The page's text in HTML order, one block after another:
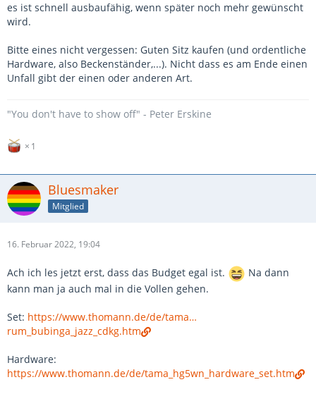
es ist schnell ausbaufähig, wenn später noch mehr gewünscht
wird.
Bitte eines nicht vergessen: Guten Sitz kaufen (und ordentliche
Hardware, also Beckenständer,...). Nicht dass es am Ende einen
Unfall gibt der einen oder anderen Art.
"You don't have to show off" - Peter Erskine
1
Bluesmaker
Mitglied
16. Februar 2022, 19:04
Ach ich les jetzt erst, dass das Budget egal ist.
Na dann
kann man ja auch mal in die Vollen gehen.
Set: https://www.thomann.de/de/tama…
rum_bubinga_jazz_cdkg.htm
Hardware:
https://www.thomann.de/de/tama_hg5wn_hardware_set.htm